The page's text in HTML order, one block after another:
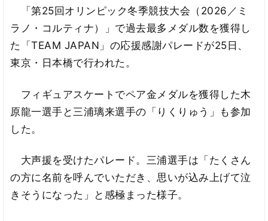
「第25回オリンピック冬季競技大会（2026／ミ
ラノ・コルティナ）」で過去最多メダル数を獲得し
た「TEAM JAPAN」の応援感謝パレードが25日、
東京・日本橋で行われた。
フィギュアスケートでペア金メダルを獲得した木
原龍一選手と三浦璃来選手の「りくりゅう」も参加
した。
大声援を受けたパレード。三浦選手は「たくさん
の方に名前を呼んでいただき、思いが込み上げて泣
きそうになった」と感極まった様子。